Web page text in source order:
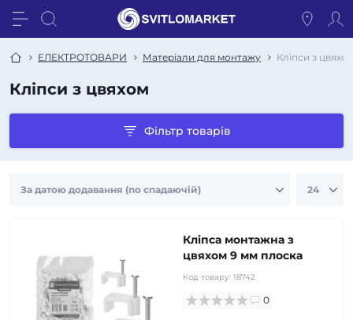
ЕЛЕКТРОТОВАРИ Матеріали для монтажу Кліпси з
Кліпси з цвяхом
Фільтр товарів
Кліпса монтажна з
цвяхом 9 мм плоска
Код товару: 18742
0